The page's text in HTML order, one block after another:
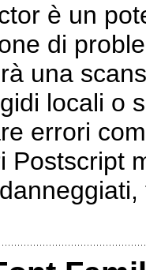
è un
di
una
locali o
errori
Postscript